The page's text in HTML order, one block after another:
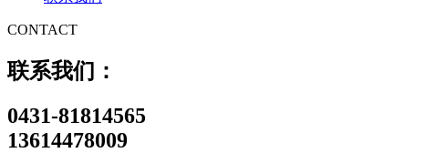
CONTACT
联系我们：
0431-81814565
13614478009